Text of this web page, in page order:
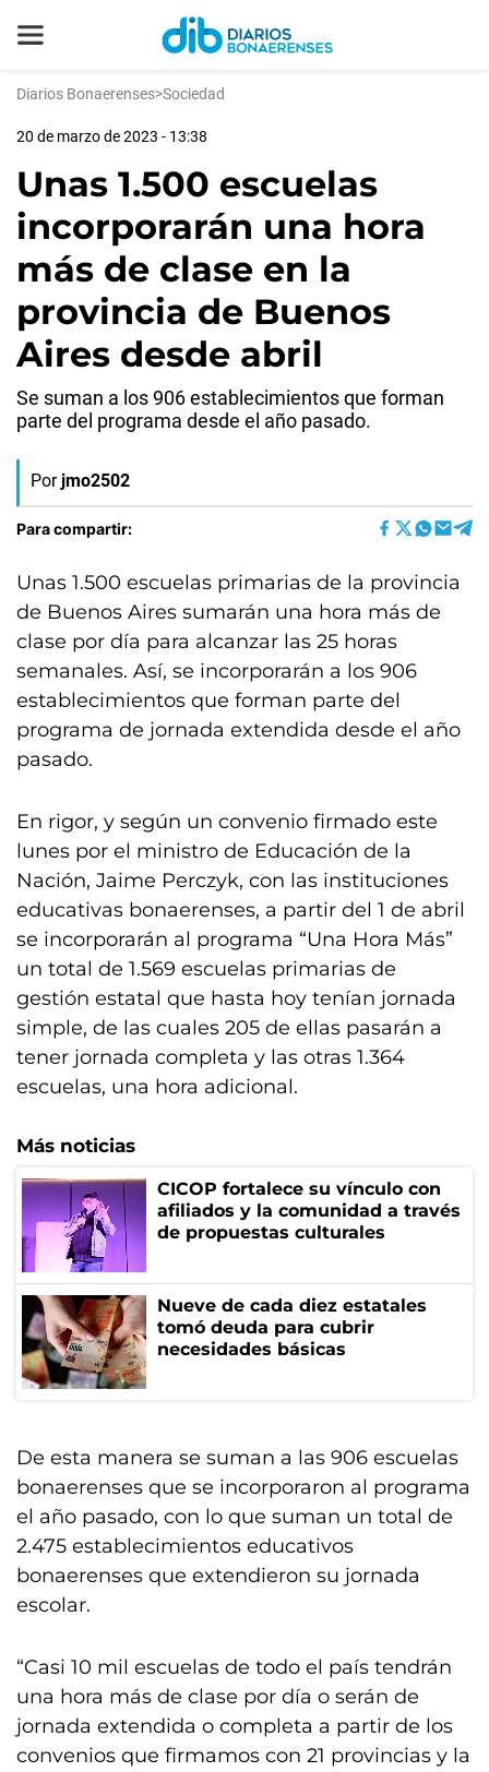
Diarios Bonaerenses>Sociedad
20 de marzo de 2023 - 13:38
Unas 1.500 escuelas
incorporarán una hora
más de clase en la
provincia de Buenos
Aires desde abril
Se suman a los 906 establecimientos que forman
parte del programa desde el año pasado.
Por jmo2502
Para compartir:
Unas 1.500 escuelas primarias de la provincia
de Buenos Aires sumarán una hora más de
clase por día para alcanzar las 25 horas
semanales. Así, se incorporarán a los 906
establecimientos que forman parte del
programa de jornada extendida desde el año
pasado.
En rigor, y según un convenio firmado este
lunes por el ministro de Educación de la
Nación, Jaime Perczyk, con las instituciones
educativas bonaerenses, a partir del 1 de abril
se incorporarán al programa “Una Hora Más”
un total de 1.569 escuelas primarias de
gestión estatal que hasta hoy tenían jornada
simple, de las cuales 205 de ellas pasarán a
tener jornada completa y las otras 1.364
escuelas, una hora adicional.
Más noticias
CICOP fortalece su vínculo con
afiliados y la comunidad a través
de propuestas culturales
Nueve de cada diez estatales
tomó deuda para cubrir
necesidades básicas
De esta manera se suman a las 906 escuelas
bonaerenses que se incorporaron al programa
el año pasado, con lo que suman un total de
2.475 establecimientos educativos
bonaerenses que extendieron su jornada
escolar.
“Casi 10 mil escuelas de todo el país tendrán
una hora más de clase por día o serán de
jornada extendida o completa a partir de los
convenios que firmamos con 21 provincias y la